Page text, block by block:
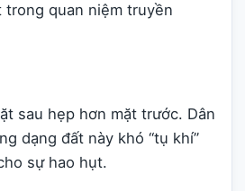
quan niệm truyền
sau hẹp hơn mặt trước. Dân
dạng đất này khó “tụ khí”
sự hao hụt.